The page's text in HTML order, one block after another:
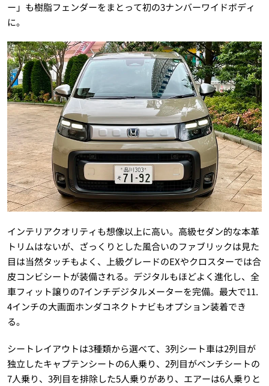
ー」も樹脂フェンダーをまとって初の3ナンバーワイドボディ
に。
インテリアクオリティも想像以上に高い。高級セダン的な本革
トリムはないが、ざっくりとした風合いのファブリックは見た
目は当然タッチもよく、上級グレードのEXやクロスターでは合
皮コンビシートが装備される。デジタルもほどよく進化し、全
車フィット譲りの7インチデジタルメーターを完備。最大で11.
4インチの大画面ホンダコネクトナビもオプション装着でき
る。
シートレイアウトは3種類から選べて、3列シート車は2列目が
独立したキャプテンシートの6人乗り、2列目がベンチシートの
7人乗り、3列目を排除した5人乗りがあり、エアーは6人乗りと